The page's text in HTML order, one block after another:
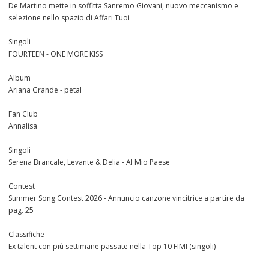
De Martino mette in soffitta Sanremo Giovani, nuovo meccanismo e
selezione nello spazio di Affari Tuoi
Singoli
FOURTEEN - ONE MORE KISS
Album
Ariana Grande - petal
Fan Club
Annalisa
Singoli
Serena Brancale, Levante & Delia - Al Mio Paese
Contest
Summer Song Contest 2026 - Annuncio canzone vincitrice a partire da
pag. 25
Classifiche
Ex talent con più settimane passate nella Top 10 FIMI (singoli)